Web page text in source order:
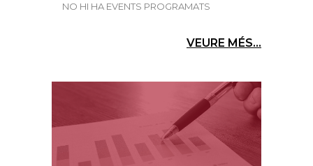
NO HI HA EVENTS PROGRAMATS
VEURE MÉS...